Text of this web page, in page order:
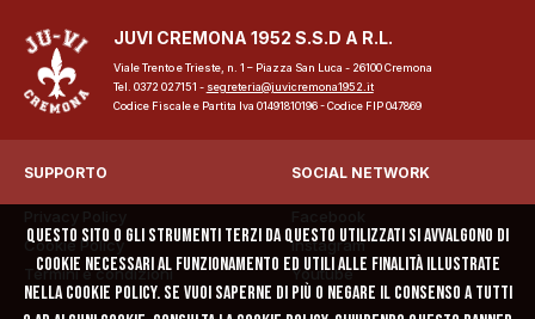
Squadra 25/26
Classifica
JUVI CREMONA 1952 S.S.D A R.L.
Viale Trento e Trieste, n. 1 – Piazza San Luca - 26100 Cremona
Tel. 0372 027151 - segreteria@juvicremona1952.it
Codice Fiscale e Partita Iva 01491810196 - Codice FIP 047869
SUPPORTO
Cookie Policy
Termini e condizioni
SOCIAL NETWORK
Instagram
Youtube
Questo sito o gli strumenti terzi da questo utilizzati si avvalgono di
cookie necessari al funzionamento ed utili alle finalità illustrate
nella cookie policy. Se vuoi saperne di più o negare il consenso a tutti